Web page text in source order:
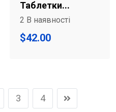
Таблетки...
2 В наявності
$42.00
3 4